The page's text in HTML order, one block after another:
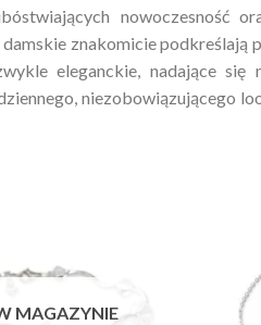
nowoczesność
znakomicie podkreślają
eleganckie, nadające
niezobowiązującego
MAGAZYNIE